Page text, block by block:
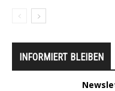
INFORMIERT BLEIBEN